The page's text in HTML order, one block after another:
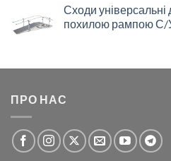
Сходи
похилою рампою С/
ПРО НАС